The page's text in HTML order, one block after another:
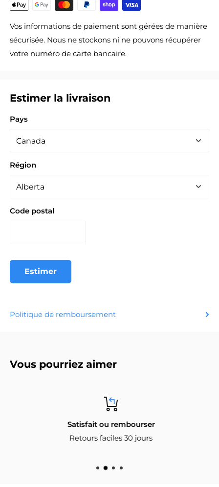
Vos informations de paiement sont gérées de manière
sécurisée. Nous ne stockons ni ne pouvons récupérer
votre numéro de carte bancaire.
Estimer la livraison
Pays
Région
Code postal
Estimer
Politique de remboursement
Vous pourriez aimer
Satisfait ou rembourser
Retours faciles 30 jours